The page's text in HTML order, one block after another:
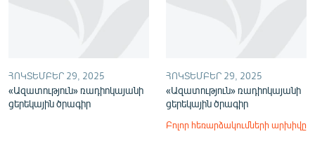
ՀՈԿՏԵՄԲԵՐ 29, 2025
«Ազատություն» ռադիոկայանի
ցերեկային ծրագիր
ՀՈԿՏԵՄԲԵՐ 29, 2025
«Ազատություն» ռադիոկայանի
ցերեկային ծրագիր
Բոլոր հեռարձակումների արխիվը